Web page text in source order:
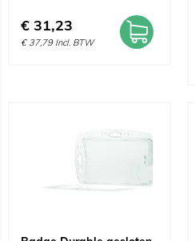
€ 31,23
€ 37,79 Incl. BTW